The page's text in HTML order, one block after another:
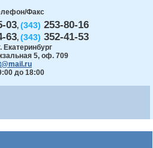
Факс
03, (343) 253-80-16
63, (343) 352-41-53
Екатеринбург
5, оф. 709
до 18:00